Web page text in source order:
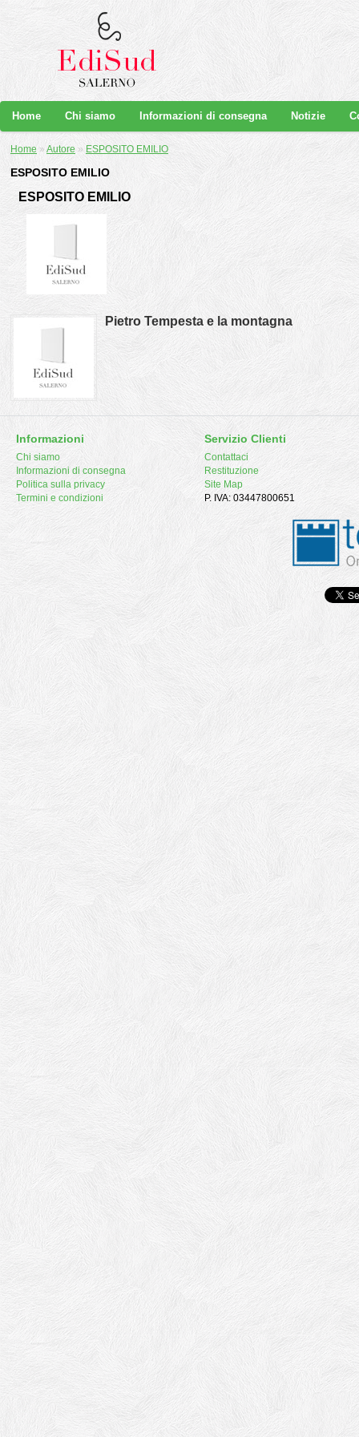
Home Chi siamo Informazioni di consegna Notizie
Home » Autore » ESPOSITO EMILIO
ESPOSITO EMILIO
ESPOSITO EMILIO
Pietro Tempesta e la montagna
Informazioni
Chi siamo
Informazioni di consegna
Politica sulla privacy
Termini e condizioni
Servizio Clienti
Contattaci
Restituzione
Site Map
P. IVA: 03447800651